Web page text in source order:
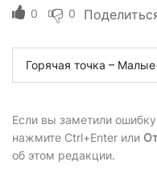
0 0
Горячая точка –
Если вы заметили
нажмите Ctrl+Enter или
об этом редакции.